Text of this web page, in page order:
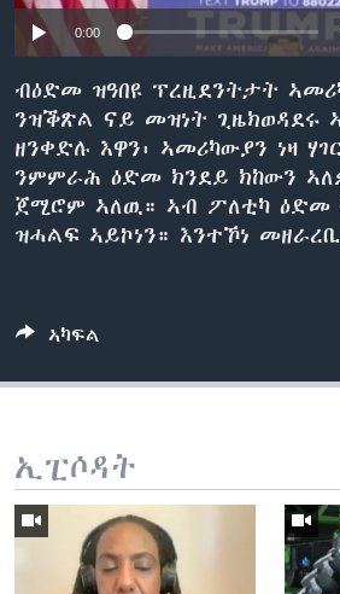
ቂሔ ጽልሚ
ቋንቋታት
0:00
ብዕድመ ዝዓበዩ ፕረዚደንትታት
ንዝቕጽል ናይ መዝነት ጊዜክወዳደሩ
ዘንቀድሉ እዋን፡ ኣመሪካውያን ነዛ
ንምምራሕ ዕድመ ክንደይ ክከውን
ጀሚሮም ኣለዉ። ኣብ ፖለቲካ ዕድመ
ዝሓልፍ ኣይኮነን። እንተኾነ
ኣካፍል
ኢፒሶዳት